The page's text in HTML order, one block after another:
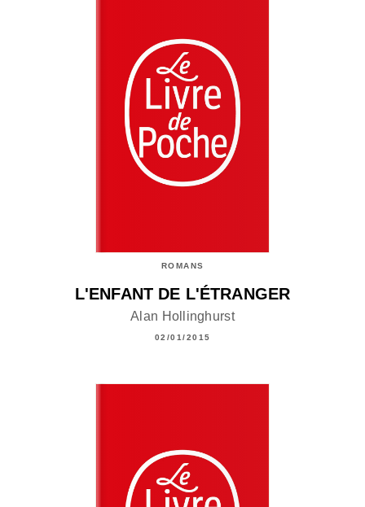
ROMANS
L'ENFANT DE L'ÉTRANGER
Alan Hollinghurst
02/01/2015